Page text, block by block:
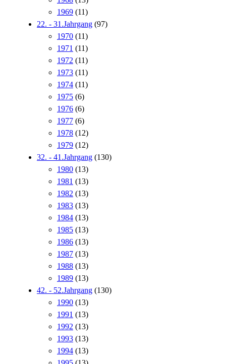
1969 (11)
22. - 31.Jahrgang (97)
1970 (11)
1971 (11)
1972 (11)
1973 (11)
1974 (11)
1975 (6)
1976 (6)
1977 (6)
1978 (12)
1979 (12)
32. - 41.Jahrgang (130)
1980 (13)
1981 (13)
1982 (13)
1983 (13)
1984 (13)
1985 (13)
1986 (13)
1987 (13)
1988 (13)
1989 (13)
42. - 52.Jahrgang (130)
1990 (13)
1991 (13)
1992 (13)
1993 (13)
1994 (13)